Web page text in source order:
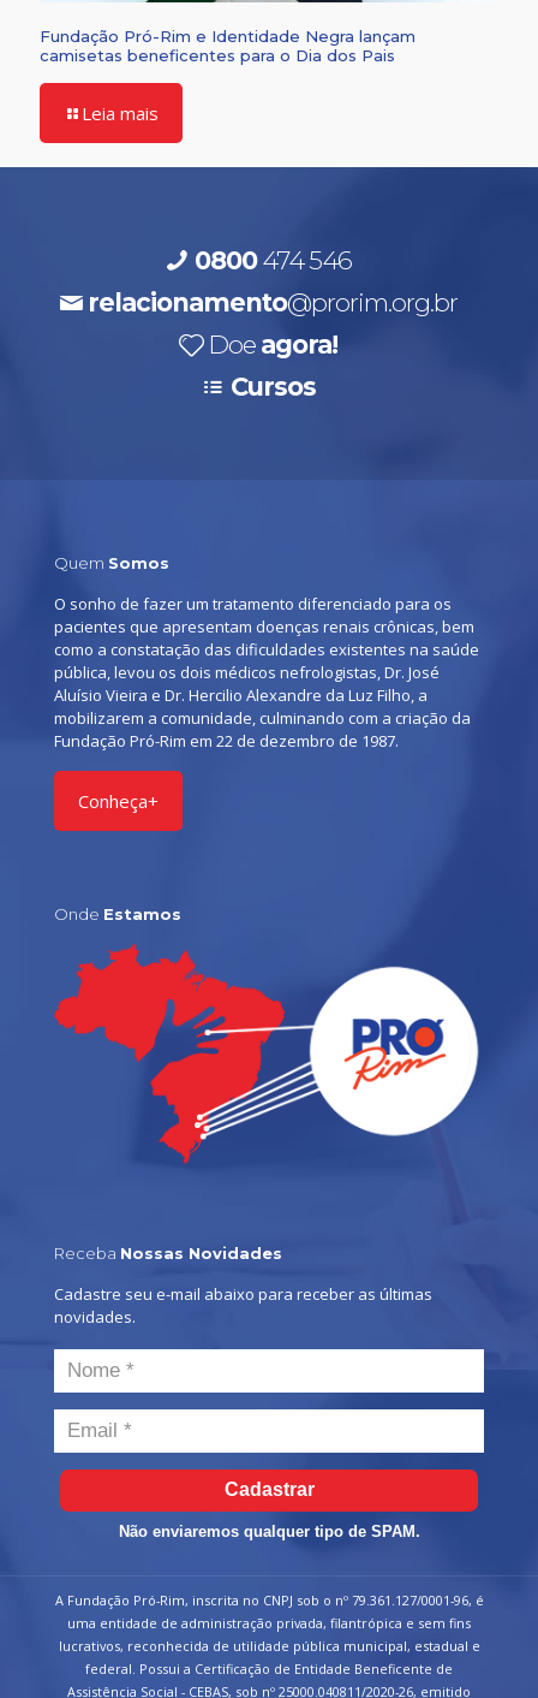
Fundação Pró-Rim e Identidade Negra lançam
camisetas beneficentes para o Dia dos Pais
Leia mais
0800474 546
relacionamento@prorim.org.br
Doe agora!
Cursos
Quem Somos
O sonho de fazer um tratamento diferenciado para os
pacientes que apresentam doenças renais crônicas, bem
como a constatação das dificuldades existentes na saúde
pública, levou os dois médicos nefrologistas, Dr. José
Aluísio Vieira e Dr. Hercilio Alexandre da Luz Filho, a
mobilizarem a comunidade, culminando com a criação da
Fundação Pró-Rim em 22 de dezembro de 1987.
Conheça+
Onde Estamos
Receba Nossas Novidades
Cadastre seu e-mail abaixo para receber as últimas
novidades.
Cadastrar
Não enviaremos qualquer tipo de SPAM.
A Fundação Pró-Rim, inscrita no CNPJ sob o nº 79.361.127/0001-96, é
uma entidade de administração privada, filantrópica e sem fins
lucrativos, reconhecida de utilidade pública municipal, estadual e
federal. Possui a Certificação de Entidade Beneficente de
Assistência Social - CEBAS, sob nº 25000.040811/2020-26, emitido